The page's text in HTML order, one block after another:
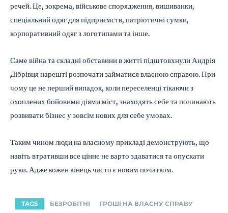
речей. Це, зокрема, військове спорядження, вишиванки,
спеціальний одяг для підприємств, патріотичні сумки,
корпоративний одяг з логотипами та інше.
Саме війна та складні обставини в житті підштовхнули Андрія
Дібрівця нарешті розпочати займатися власною справою. При
чому це не перший випадок, коли переселенці тікаючи з
охоплених бойовими діями міст, знаходять себе та починають
розвивати бізнес у зовсім нових для себе умовах.
Таким чином люди на власному прикладі демонструють, що
навіть втративши все цінне не варто здаватися та опускати
руки. Адже кожен кінець часто є новим початком.
TAGS БЕЗРОБІТНІ
ГРОШІ НА ВЛАСНУ СПРАВУ